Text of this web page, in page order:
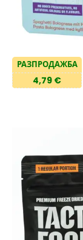
РАЗПРОДАЖБА
4,79 €